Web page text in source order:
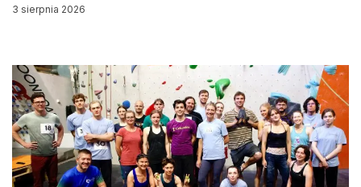
3 sierpnia 2026